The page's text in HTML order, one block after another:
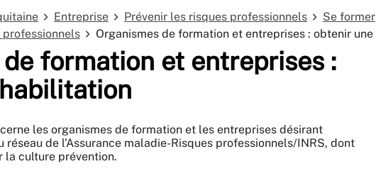
Entreprise Prévenir les risques professionnels
Se former
professionnels
Organismes de formation et entreprises : obtenir une
formation et entreprises :
les organismes de formation et les entreprises désirant
de l’Assurance maladie-Risques professionnels/INRS, dont
la culture prévention.